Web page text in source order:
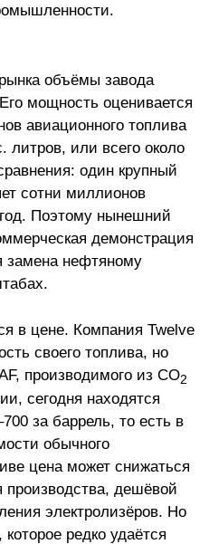
объёмы завода
мощность оценивается
авиационного топлива
литров, или всего около
один крупный
сотни миллионов
Поэтому нынешний
демонстрация
замена нефтяному
в цене. Компания Twelve
своего топлива, но
производимого из CO2
сегодня находятся
за баррель, то есть в
обычного
цена может снижаться
дешёвой
электролизёров. Но
редко удаётся